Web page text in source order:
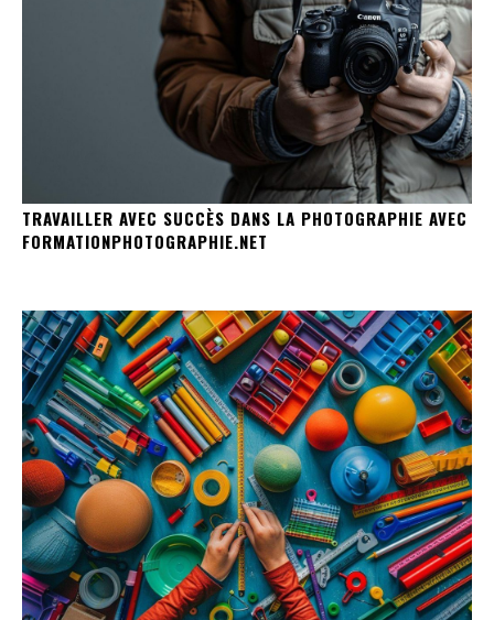
TRAVAILLER AVEC SUCCÈS DANS LA PHOTOGRAPHIE AVEC
FORMATIONPHOTOGRAPHIE.NET